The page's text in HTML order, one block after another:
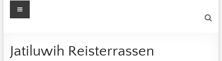
Menü
Jatiluwih Reisterrassen